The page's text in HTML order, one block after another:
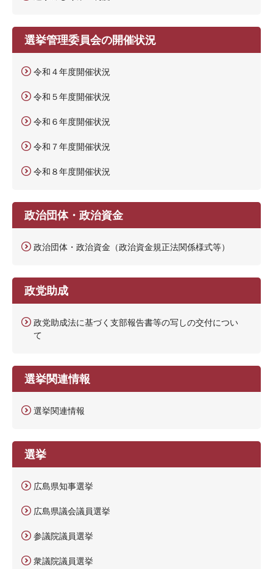
選挙管理委員会の開催状況
令和４年度開催状況
令和５年度開催状況
令和６年度開催状況
令和７年度開催状況
令和８年度開催状況
政治団体・政治資金
政治団体・政治資金（政治資金規正法関係様式等）
政党助成
政党助成法に基づく支部報告書等の写しの交付につい
て
選挙関連情報
選挙関連情報
選挙
広島県知事選挙
広島県議会議員選挙
参議院議員選挙
衆議院議員選挙